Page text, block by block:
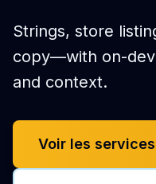
Strings, store
copy—with on-
and context.
Voir les services